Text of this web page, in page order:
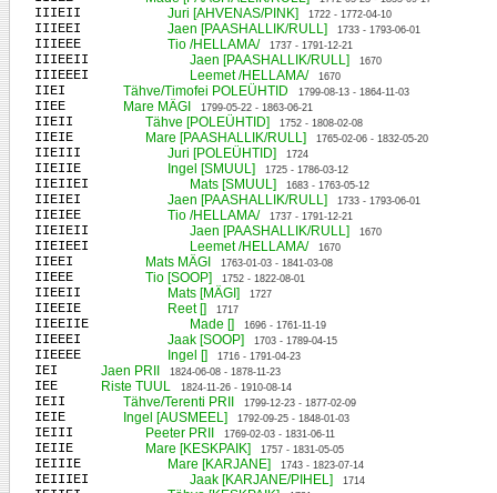
IIIEII Juri [AHVENAS/PINK] 1722 - 1772-04-10
IIIEEI Jaen [PAASHALLIK/RULL] 1733 - 1793-06-01
IIIEEE Tio /HELLAMA/ 1737 - 1791-12-21
IIIEEII Jaen [PAASHALLIK/RULL] 1670
IIIEEEI Leemet /HELLAMA/ 1670
IIEI Tähve/Timofei POLEÜHTID 1799-08-13 - 1864-11-03
IIEE Mare MÄGI 1799-05-22 - 1863-06-21
IIEII Tähve [POLEÜHTID] 1752 - 1808-02-08
IIEIE Mare [PAASHALLIK/RULL] 1765-02-06 - 1832-05-20
IIEIII Juri [POLEÜHTID] 1724
IIEIIE Ingel [SMUUL] 1725 - 1786-03-12
IIEIIEI Mats [SMUUL] 1683 - 1763-05-12
IIEIEI Jaen [PAASHALLIK/RULL] 1733 - 1793-06-01
IIEIEE Tio /HELLAMA/ 1737 - 1791-12-21
IIEIEII Jaen [PAASHALLIK/RULL] 1670
IIEIEEI Leemet /HELLAMA/ 1670
IIEEI Mats MÄGI 1763-01-03 - 1841-03-08
IIEEE Tio [SOOP] 1752 - 1822-08-01
IIEEII Mats [MÄGI] 1727
IIEEIE Reet [] 1717
IIEEIIE Made [] 1696 - 1761-11-19
IIEEEI Jaak [SOOP] 1703 - 1789-04-15
IIEEEE Ingel [] 1716 - 1791-04-23
IEI Jaen PRII 1824-06-08 - 1878-11-23
IEE Riste TUUL 1824-11-26 - 1910-08-14
IEII Tähve/Terenti PRII 1799-12-23 - 1877-02-09
IEIE Ingel [AUSMEEL] 1792-09-25 - 1848-01-03
IEIII Peeter PRII 1769-02-03 - 1831-06-11
IEIIE Mare [KESKPAIK] 1757 - 1831-05-05
IEIIIE Mare [KARJANE] 1743 - 1823-07-14
IEIIIEI Jaak [KARJANE/PIHEL] 1714